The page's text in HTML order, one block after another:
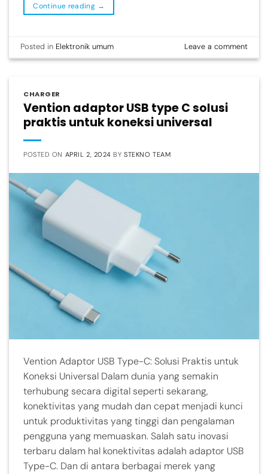
Continue reading →
Posted in Elektronik umum Leave a comment
CHARGER
Vention adaptor USB type C solusi
praktis untuk koneksi universal
POSTED ON APRIL 2, 2024 BYSTEKNO TEAM
Vention Adaptor USB Type-C: Solusi Praktis untuk
Koneksi Universal Dalam dunia yang semakin
terhubung secara digital seperti sekarang,
konektivitas yang mudah dan cepat menjadi kunci
untuk produktivitas yang tinggi dan pengalaman
pengguna yang memuaskan. Salah satu inovasi
terbaru dalam hal konektivitas adalah adaptor USB
Type-C. Dan di antara berbagai merek yang